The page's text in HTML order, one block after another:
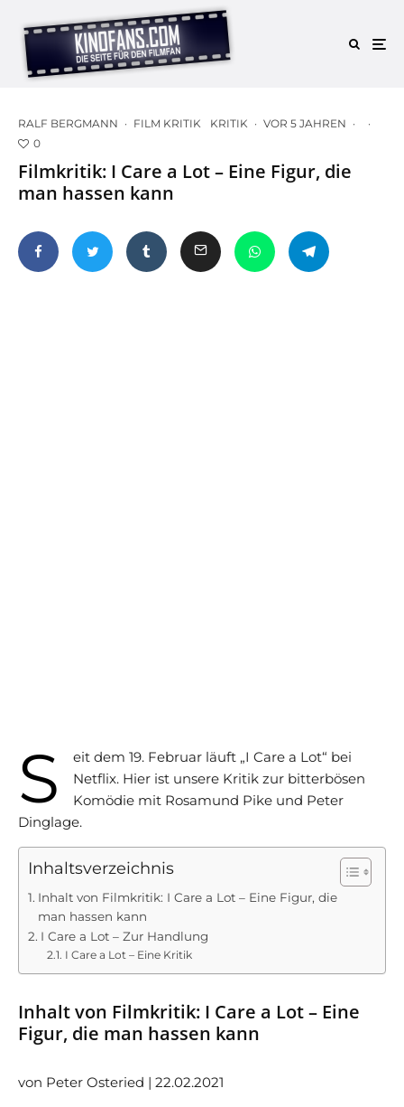
RALF BERGMANN · FILM KRITIK KRITIK · VOR 5 JAHREN ·
·
0
Filmkritik: I Care a Lot – Eine Figur, die
man hassen kann
S
eit dem 19. Februar läuft „I Care a Lot“ bei
Netflix. Hier ist unsere Kritik zur bitterbösen
Komödie mit Rosamund Pike und Peter
Dinglage.
Inhaltsverzeichnis
Inhalt von Filmkritik: I Care a Lot – Eine Figur, die
man hassen kann
I Care a Lot – Zur Handlung
I Care a Lot – Eine Kritik
Inhalt von Filmkritik: I Care a Lot – Eine
Figur, die man hassen kann
von Peter Osteried | 22.02.2021